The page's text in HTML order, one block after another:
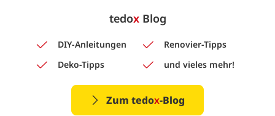
tedoxBlog
DIY-Anleitungen
Renovier-Tipps
Deko-Tipps
und vieles mehr!
Zum tedox-Blog